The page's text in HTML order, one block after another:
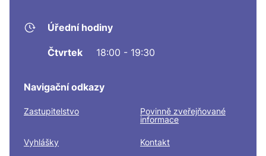
Úřední hodiny
Čtvrtek 18:00 - 19:30
Navigační odkazy
Zastupitelstvo
Povinně zveřejňované
informace
Vyhlášky Kontakt